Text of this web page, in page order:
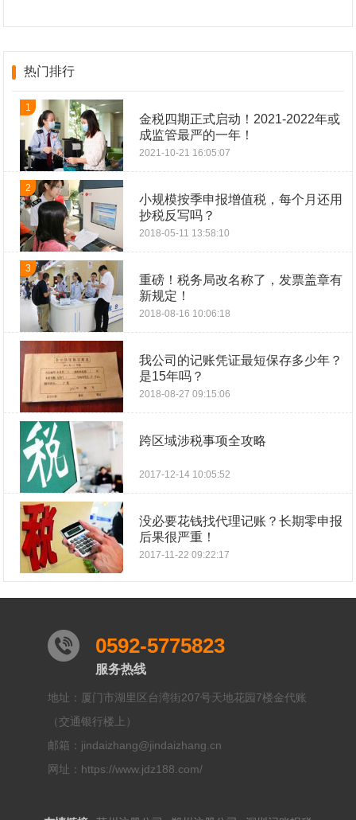
热门排行
1
金税四期正式启动！2021-2022年或
成监管最严的一年！
2021-10-21 16:05:07
2
小规模按季申报增值税，每个月还用
抄税反写吗？
2018-05-11 13:58:10
3
重磅！税务局改名称了，发票盖章有
新规定！
2018-08-16 10:06:18
我公司的记账凭证最短保存多少年？
是15年吗？
2018-08-27 09:15:06
跨区域涉税事项全攻略
2017-12-14 10:05:52
没必要花钱找代理记账？长期零申报
后果很严重！
2017-11-22 09:22:17
0592-5775823
服务热线
地址：厦门市湖里区台湾街207号天地花园7楼金代账
（交通银行楼上）
邮箱：jindaizhang@jindaizhang.cn
网址：https://www.jdz188.com/